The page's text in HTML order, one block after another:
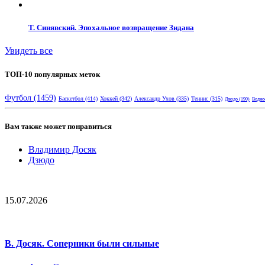
Т. Синявский. Эпохальное возвращение Зидана
Увидеть все
ТОП-10 популярных меток
Футбол (1459) Баскетбол (414) Хоккей (342) Александр Ухов (335) Теннис (315) Дзюдо (190)
Вам также может понравиться
Владимир Досяк
Дзюдо
15.07.2026
В. Досяк. Соперники были сильные